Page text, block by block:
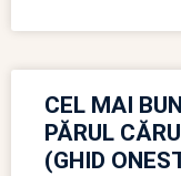
CEL MAI
PĂRUL
(GHID